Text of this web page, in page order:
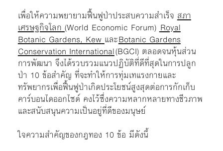
เพื่อให้ความพยายามฟื้นฟูป่าประสบความสำเร็จสภา
เศรษฐกิจโลก (World Economic Forum)Royal
Botanic Gardens, Kew และBotanic Gardens
Conservation International(BGCI) ตลอดจนหุ้นส่วน
การพัฒนา จึงได้รวบรวมแนวปฏิบัติที่ดีที่สุดในการปลูก
ป่า 10 ข้อสำคัญ ที่จะทำให้การทุ่มเทแรงกายและ
ทรัพยากรเพื่อฟื้นฟูป่าเกิดประโยชน์สูงสุดต่อการกักเก็บ
คาร์บอนไดออกไซด์ คงไว้ซึ่งความหลากหลายทางชีวภาพ
และสนับสนุนความเป็นอยู่ที่ดีของมนุษย์
ใจความสำคัญของกฎทอง 10 ข้อ มีดังนี้